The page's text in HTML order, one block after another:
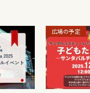
広場の予定